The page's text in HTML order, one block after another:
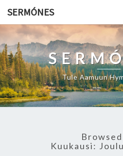
SERMÓNES
Tule Aamuun
Kuukausi: